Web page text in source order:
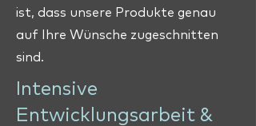
ist, dass unsere Produkte genau
auf Ihre Wünsche zugeschnitten
sind.
Intensive
Entwicklungsarbeit &